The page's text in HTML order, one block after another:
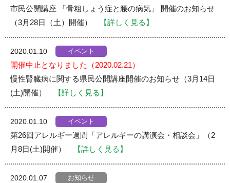
市民公開講座 「骨粗しょう症と腰の病気」 開催のお知らせ
（3月28日（土）開催）
【詳しく見る】
2020.01.10 イベント
開催中止となりました（2020.02.21）
慢性腎臓病に関する県民公開講座開催のお知らせ（3月14日
(土)開催）
【詳しく見る】
2020.01.10 イベント
第26回アレルギー週間「アレルギーの講演会・相談会」（2
月8日(土)開催）
【詳しく見る】
2020.01.07 お知らせ